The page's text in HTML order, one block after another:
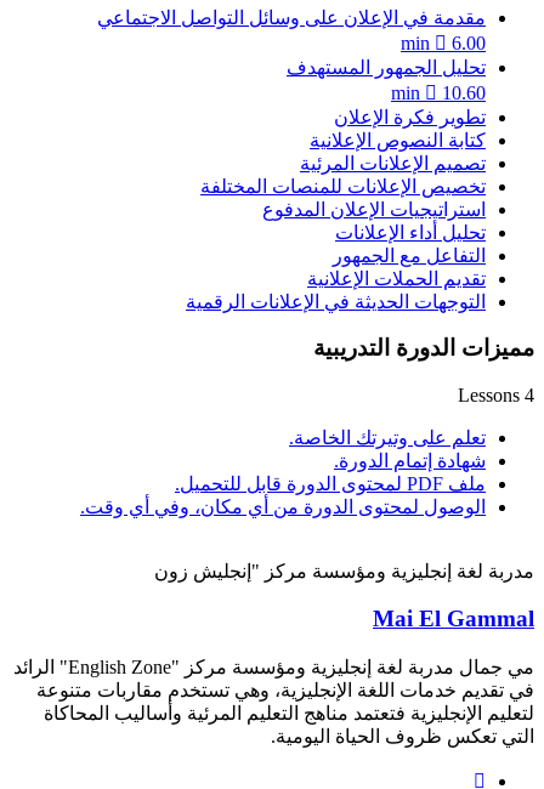
مقدمة في الإعلان على وسائل التواصل الاجتماعي
6.00 min
تحليل الجمهور المستهدف
10.60 min
تطوير فكرة الإعلان
كتابة النصوص الإعلانية
تصميم الإعلانات المرئية
تخصيص الإعلانات للمنصات المختلفة
استراتيجيات الإعلان المدفوع
تحليل أداء الإعلانات
التفاعل مع الجمهور
تقديم الحملات الإعلانية
التوجهات الحديثة في الإعلانات الرقمية
مميزات الدورة التدريبية
4 Lessons
تعلم على وتيرتك الخاصة.
شهادة إتمام الدورة.
ملف PDF لمحتوى الدورة قابل للتحميل.
الوصول لمحتوى الدورة من أي مكان، وفي أي وقت.
مدربة لغة إنجليزية ومؤسسة مركز "إنجليش زون
Mai El Gammal
مي جمال مدربة لغة إنجليزية ومؤسسة مركز "English Zone" الرائد
في تقديم خدمات اللغة الإنجليزية، وهي تستخدم مقاربات متنوعة
لتعليم الإنجليزية فتعتمد مناهج التعليم المرئية وأساليب المحاكاة
التي تعكس ظروف الحياة اليومية.